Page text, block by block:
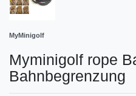
MyMinigolf
Myminigolf rope
Bahnbegrenzung